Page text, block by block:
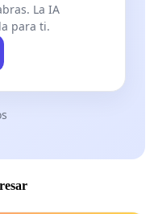
La IA
para ti.